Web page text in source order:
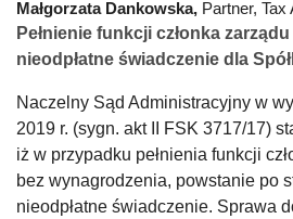
Małgorzata Dankowska, Partner, Tax
Pełnienie funkcji członka
nieodpłatne świadczenie dla
Naczelny Sąd Administracyjny w
2019 r. (sygn. akt II FSK 3717/17)
iż w przypadku pełnienia funkcji
bez wynagrodzenia, powstanie po
nieodpłatne świadczenie. Sprawa